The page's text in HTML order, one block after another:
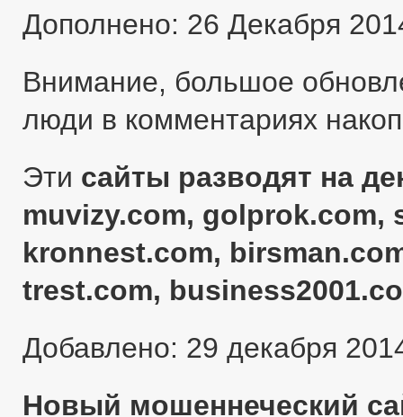
Дополнено: 26 Декабря
Внимание, большое
люди в комментариях
Эти сайты разводят на
muvizy.com, golprok.com,
kronnest.com,
trest.com,
Добавлено: 29 декабря
Новый мошеннеческий